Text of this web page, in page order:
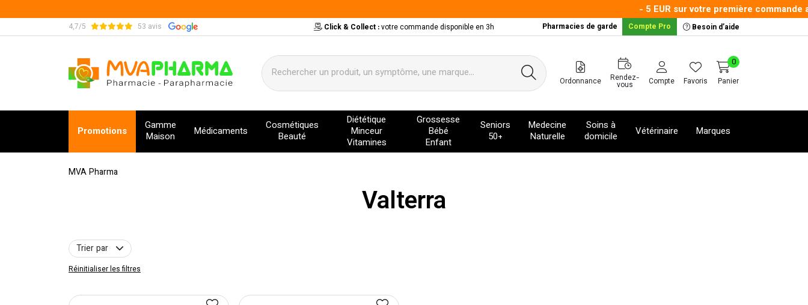
- 5 EUR sur votre première commande
4,7/5 53 avis Click & Collect :votre commande disponible en 3h Pharmacies de garde Compte Pro Besoin d’aide
MVA Pharma Votre pharmacie en ligne à votre service Ordonnance Rendez-
vous Compte Favoris Panier
0
Promotions
Gamme
Maison
Médicaments
Cosmétiques
Beauté
Diététique
Minceur
Vitamines
Grossesse
Bébé
Enfant
Seniors
50+
Medecine
Naturelle
Soins à
domicile
Vétérinaire Marques
MVA Pharma
Valterra
Trier par
Réinitialiser les filtres